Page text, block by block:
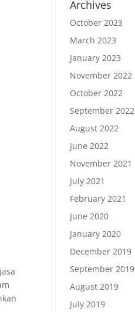
Archives
October 2023
March 2023
January 2023
November 2022
October 2022
September 2022
August 2022
June 2022
November 2021
July 2021
February 2021
June 2020
January 2020
December 2019
September 2019
August 2019
July 2019